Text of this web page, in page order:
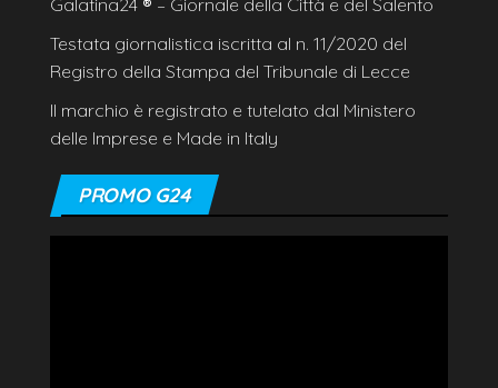
Testata giornalistica iscritta al n. 11/2020 del
Registro della Stampa del Tribunale di Lecce
Il marchio è registrato e tutelato dal Ministero
delle Imprese e Made in Italy
PROMO G24